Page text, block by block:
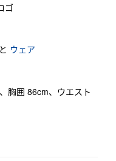
ゴ
と ウェア
胸囲 86cm、ウエスト